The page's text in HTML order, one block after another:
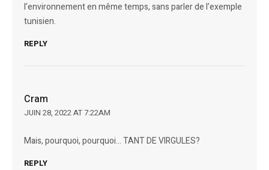
l’environnement en même temps, sans parler de l’exemple
tunisien.
REPLY
Cram
JUIN 28, 2022 AT 7:22AM
Mais, pourquoi, pourquoi… TANT DE VIRGULES?
REPLY